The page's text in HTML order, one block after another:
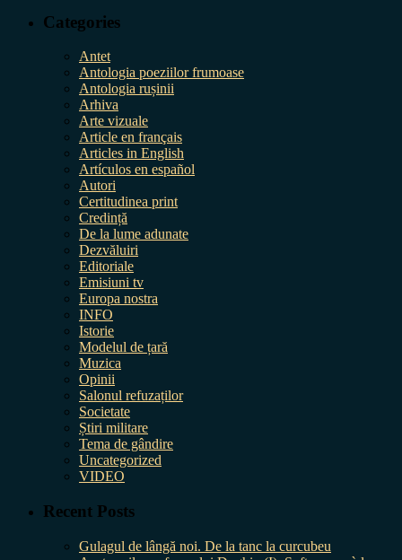
Categories
Antet
Antologia poeziilor frumoase
Antologia rușinii
Arhiva
Arte vizuale
Article en français
Articles in English
Artículos en español
Autori
Certitudinea print
Credință
De la lume adunate
Dezvăluiri
Editoriale
Emisiuni tv
Europa nostra
INFO
Istorie
Modelul de țară
Muzica
Opinii
Salonul refuzaților
Societate
Știri militare
Tema de gândire
Uncategorized
VIDEO
Recent Posts
Gulagul de lângă noi. De la tanc la curcubeu